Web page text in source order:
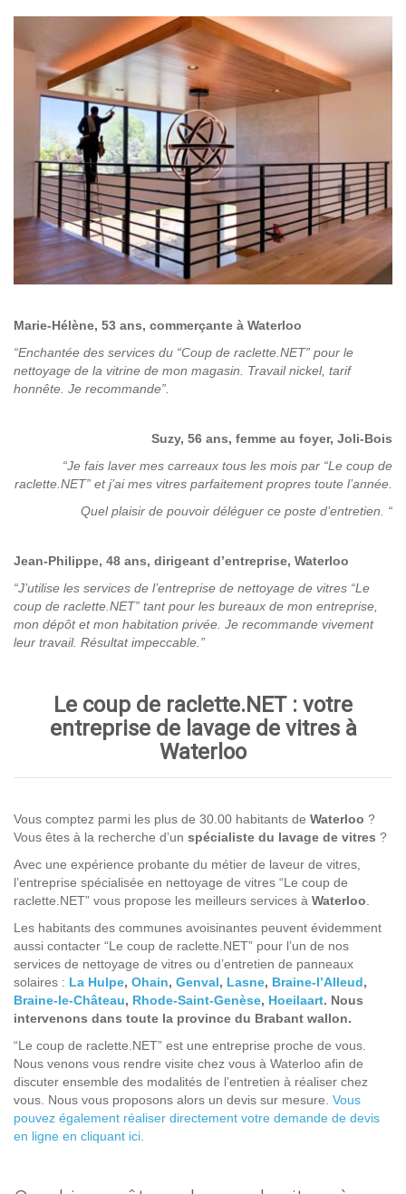
Marie-Hélène, 53 ans, commerçante à Waterloo
“Enchantée des services du “Coup de raclette.NET” pour le
nettoyage de la vitrine de mon magasin. Travail nickel, tarif
honnête. Je recommande”.
Suzy, 56 ans, femme au foyer, Joli-Bois
“Je fais laver mes carreaux tous les mois par “Le coup de
raclette.NET” et j’ai mes vitres parfaitement propres toute l’année.
Quel plaisir de pouvoir déléguer ce poste d’entretien. “
Jean-Philippe, 48 ans, dirigeant d’entreprise, Waterloo
“J’utilise les services de l’entreprise de nettoyage de vitres “Le
coup de raclette.NET” tant pour les bureaux de mon entreprise,
mon dépôt et mon habitation privée. Je recommande vivement
leur travail. Résultat impeccable.”
Le coup de raclette.NET : votre
entreprise de lavage de vitres à
Waterloo
Vous comptez parmi les plus de 30.00 habitants de Waterloo ?
Vous êtes à la recherche d’un spécialiste du lavage de vitres ?
Avec une expérience probante du métier de laveur de vitres,
l’entreprise spécialisée en nettoyage de vitres “Le coup de
raclette.NET” vous propose les meilleurs services à Waterloo.
Les habitants des communes avoisinantes peuvent évidemment
aussi contacter “Le coup de raclette.NET” pour l’un de nos
services de nettoyage de vitres ou d’entretien de panneaux
solaires : La Hulpe, Ohain, Genval, Lasne, Braine-l’Alleud,
Braine-le-Château, Rhode-Saint-Genèse, Hoeilaart. Nous
intervenons dans toute la province du Brabant wallon.
“Le coup de raclette.NET” est une entreprise proche de vous.
Nous venons vous rendre visite chez vous à Waterloo afin de
discuter ensemble des modalités de l’entretien à réaliser chez
vous. Nous vous proposons alors un devis sur mesure. Vous
pouvez également réaliser directement votre demande de devis
en ligne en cliquant ici.